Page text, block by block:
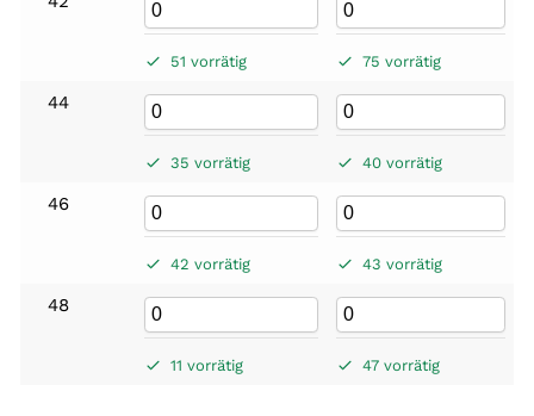
51 vorrätig 75 vorrätig
44
35 vorrätig 40 vorrätig
46
42 vorrätig 43 vorrätig
48
11 vorrätig 47 vorrätig